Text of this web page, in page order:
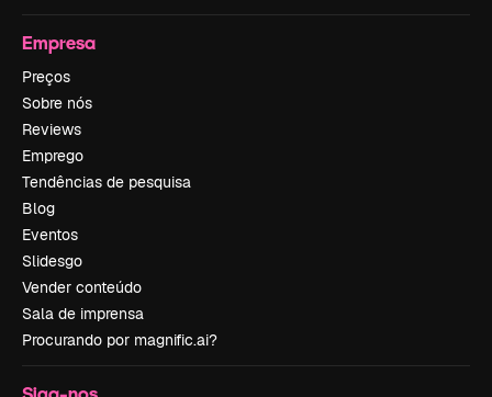
Empresa
Preços
Sobre nós
Reviews
Emprego
Tendências de pesquisa
Blog
Eventos
Slidesgo
Vender conteúdo
Sala de imprensa
Procurando por magnific.ai?